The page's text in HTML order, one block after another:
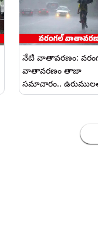
నేటి వాతావరణం:
వాతావరణం తాజా
సమాచారం..
కూడిన వర్షాలు కురిసే